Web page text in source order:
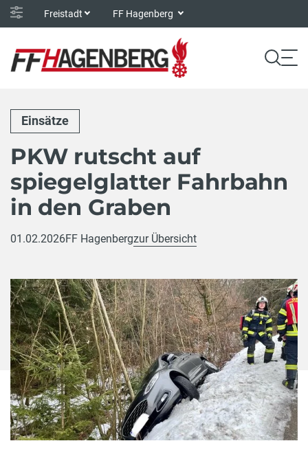
Freistadt FF Hagenberg
Einsätze
PKW rutscht auf
spiegelglatter Fahrbahn
in den Graben
01.02.2026FF Hagenbergzur Übersicht